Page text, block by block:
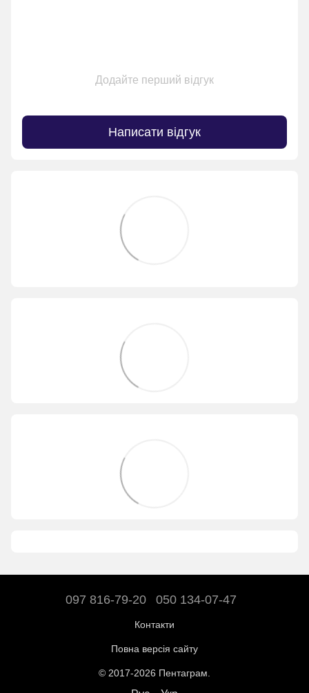
Додайте перший відгук
Написати відгук
097 816-79-20 050 134-07-47
Контакти
Повна версія сайту
© 2017-2026 Пентаграм.